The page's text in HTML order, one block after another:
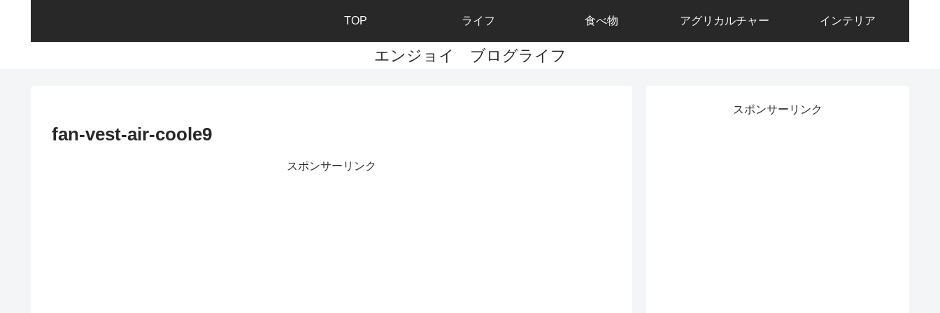
エンジョイ ブログライフ
TOP ライフ 食べ物 アグリカルチャー インテリア
fan-vest-air-coole9
スポンサーリンク
スポンサーリンク